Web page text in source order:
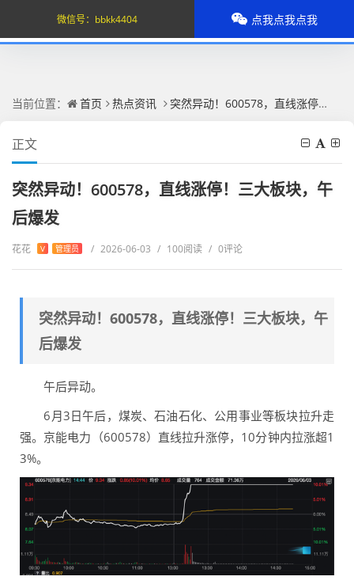
当前位置： 首页 热点资讯 突然异动！600578，直线涨停！三大板块，午后爆发
正文
突然异动！600578，直线涨停！三大板块，午
后爆发
花花 V 管理员 / 2026-06-03 / 100阅读 / 0评论
突然异动！600578，直线涨停！三大板块，午
后爆发
午后异动。
6月3日午后，煤炭、石油石化、公用事业等板块拉升走
强。京能电力（600578）直线拉升涨停，10分钟内拉涨超1
3%。
微信号： bbkk4404 点我点我点我